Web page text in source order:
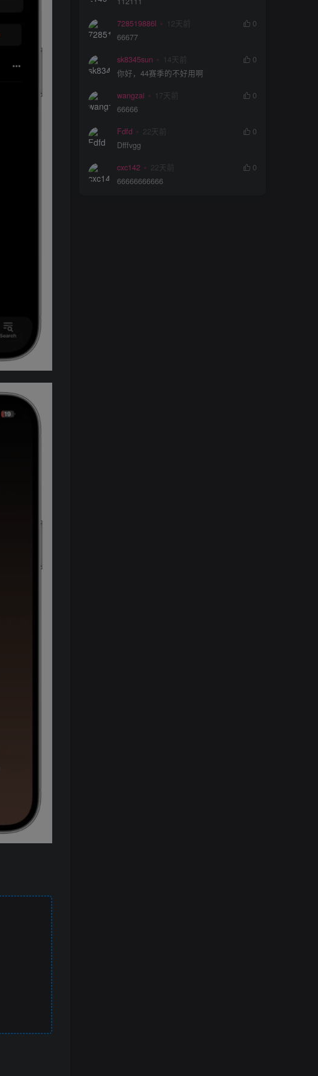
728519886l 12天前
0
66677
sk8345sun 14天前
0
你好，44赛季的不好用啊
wangzai 17天前
0
66666
Fdfd 22天前
0
Dfffvgg
cxc142 22天前
0
66666666666